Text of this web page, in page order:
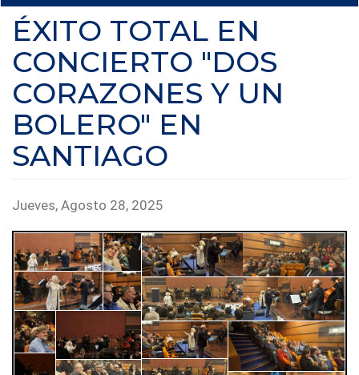
ÉXITO TOTAL EN
CONCIERTO "DOS
CORAZONES Y UN
BOLERO" EN
SANTIAGO
Jueves, Agosto 28, 2025